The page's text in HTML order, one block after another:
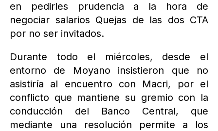
en pedirles prudencia a la hora de
negociar salarios Quejas de las dos CTA
por no ser invitados.
Durante todo el miércoles, desde el
entorno de Moyano insistieron que no
asistiría al encuentro con Macri, por el
conflicto que mantiene su gremio con la
conducción del Banco Central, que
mediante una resolución permite a los